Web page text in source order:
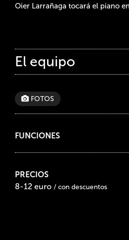
Oier Larrañaga tocará el piano
El equipo
FOTOS
FUNCIONES
PRECIOS
8-12 euro / con descuentos